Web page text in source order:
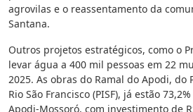
agrovilas e o reassentamento da
Santana.
Outros projetos estratégicos, como o
levar água a 400 mil pessoas em 22
2025. As obras do Ramal do Apodi,
Rio São Francisco (PISF), já estão
Apodi-Mossoró, com investimento de